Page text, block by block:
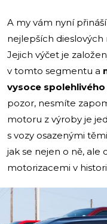
A my vám nyní
nejlepších
Jejich výčet je
v tomto segmentu a
vysoce
pozor, nesmíte
motoru z výroby je
s vozy osazenými
jak se nejen o ně, ale
motorizacemi v